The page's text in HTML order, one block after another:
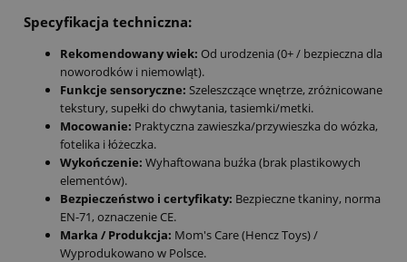
Specyfikacja techniczna:
Rekomendowany wiek: Od urodzenia (0+ / bezpieczna dla
noworodków i niemowląt).
Funkcje sensoryczne: Szeleszczące wnętrze, zróżnicowane
tekstury, supełki do chwytania, tasiemki/metki.
Mocowanie: Praktyczna zawieszka/przywieszka do wózka,
fotelika i łóżeczka.
Wykończenie: Wyhaftowana buźka (brak plastikowych
elementów).
Bezpieczeństwo i certyfikaty: Bezpieczne tkaniny, norma
EN-71, oznaczenie CE.
Marka / Produkcja: Mom's Care (Hencz Toys) /
Wyprodukowano w Polsce.